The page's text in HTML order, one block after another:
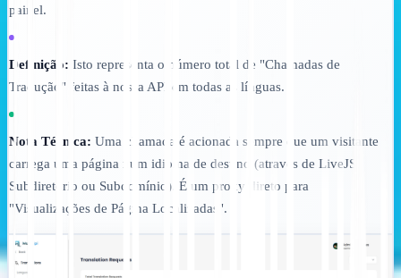
painel.
Definição: Isto representa o número total de "Chamadas de
Tradução" feitas à nossa API em todas as línguas.
Nota Técnica: Uma chamada é acionada sempre que um visitante
carrega uma página num idioma de destino (através de LiveJS,
Subdiretório ou Subdomínio). É um proxy direto para
"Visualizações de Página Localizadas".